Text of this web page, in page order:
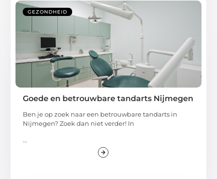
GEZONDHEID
Goede en betrouwbare tandarts Nijmegen
Ben je op zoek naar een betrouwbare tandarts in
Nijmegen? Zoek dan niet verder! In
...